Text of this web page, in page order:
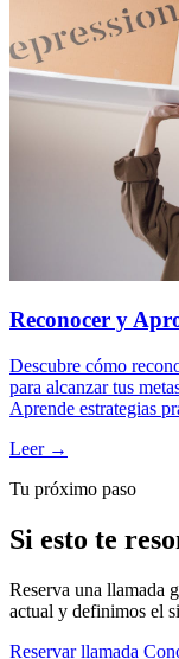
Reconocer y
Descubre cómo
para alcanzar tus
Aprende estrategias
Leer →
Tu próximo paso
Si esto te
Reserva una llamada
actual y definimos el
Reservar llamada